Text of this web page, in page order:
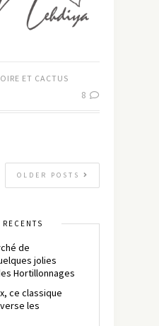
ET CACTUS
8
OLDER POSTS
de
jolies
Hortillonnages
ce classique
les